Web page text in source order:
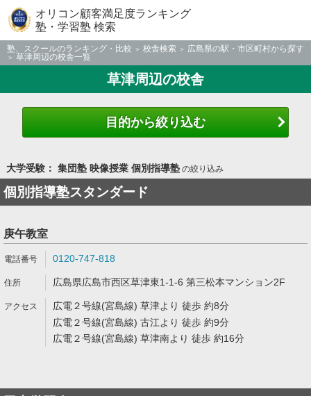
オリコン顧客満足度ランキング
塾・学習塾 検索
塾、スクールのランキング・比較 校舎検索
広島県の駅・市区町村から探す
草津周辺の校舎一覧
草津周辺の校舎
目的から絞り込む
大学受験： 集団塾 映像授業 個別指導塾の絞り込み
個別指導塾スタンダード
庚午教室
0120-747-818
広島県広島市西区草津東1-1-6 第三松本マンション2F
広電２号線(宮島線) 草津より 徒歩 約8分
広電２号線(宮島線) 古江より 徒歩 約9分
広電２号線(宮島線) 草津南より 徒歩 約16分